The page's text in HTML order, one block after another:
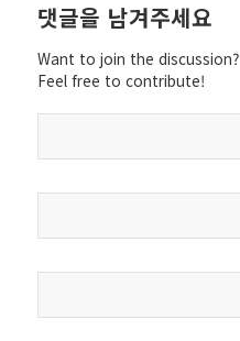
댓글을 남겨주세요
Want to join the discussion?
Feel free to contribute!